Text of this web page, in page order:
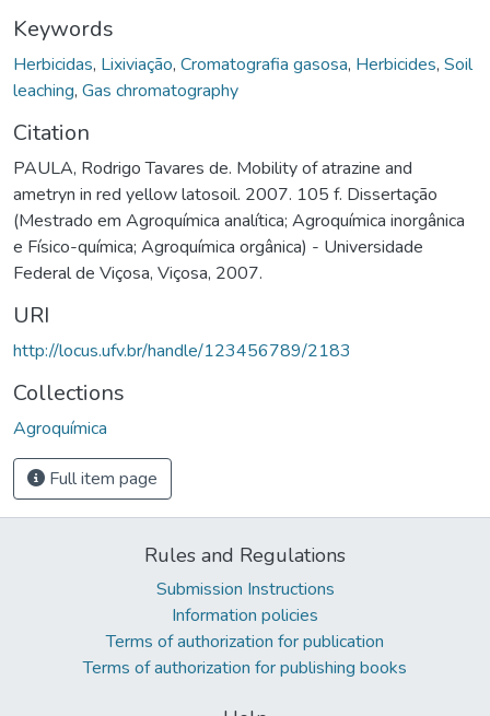
Keywords
Herbicidas, Lixiviação, Cromatografia gasosa, Herbicides, Soil
leaching, Gas chromatography
Citation
PAULA, Rodrigo Tavares de. Mobility of atrazine and
ametryn in red yellow latosoil. 2007. 105 f. Dissertação
(Mestrado em Agroquímica analítica; Agroquímica inorgânica
e Físico-química; Agroquímica orgânica) - Universidade
Federal de Viçosa, Viçosa, 2007.
URI
http://locus.ufv.br/handle/123456789/2183
Collections
Agroquímica
Full item page
Rules and Regulations
Submission Instructions
Information policies
Terms of authorization for publication
Terms of authorization for publishing books